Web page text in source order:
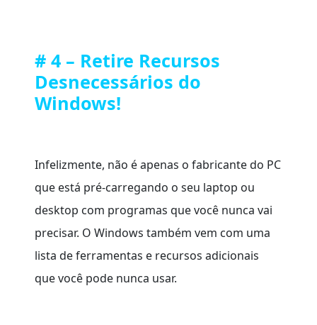
# 4 – Retire Recursos
Desnecessários do
Windows!
Infelizmente, não é apenas o fabricante do PC
que está pré-carregando o seu laptop ou
desktop com programas que você nunca vai
precisar. O Windows também vem com uma
lista de ferramentas e recursos adicionais
que você pode nunca usar.